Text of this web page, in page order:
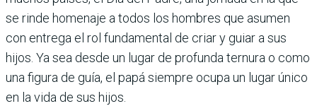
se rinde homenaje a todos los hombres que asumen
con entrega el rol fundamental de criar y guiar a sus
hijos. Ya sea desde un lugar de profunda ternura o como
una figura de guía, el papá siempre ocupa un lugar único
en la vida de sus hijos.